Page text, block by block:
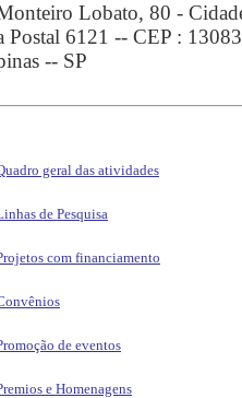
Lobato, 80 -
Postal 6121 -- CEP :
-- SP
geral das atividades
de Pesquisa
com financiamento
de eventos
e Homenagens